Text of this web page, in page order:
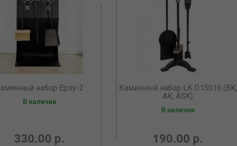
набор Epsy-2
В наличии
330.00 р.
Каминный набор LK D15016 (BK,
AK, ASK)
В наличии
190.00 р.